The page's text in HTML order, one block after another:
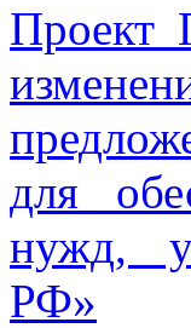
Проект
для
нужд,
РФ»